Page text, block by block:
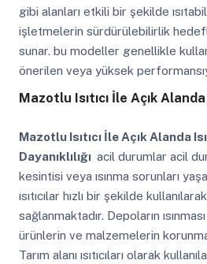
gibi alanları etkili bir şekilde
işletmelerin sürdürülebilirlik
sunar. bu modeller genellikle
önerilen veya yüksek
Mazotlu Isıtıcı İle Açık
Mazotlu Isıtıcı İle Açık Alanda
Dayanıklılığı acil durumlar acil
kesintisi veya ısınma sorunları
ısıtıcılar hızlı bir şekilde
sağlanmaktadır. Depoların
ürünlerin ve malzemelerin
Tarım alanı ısıtıcıları olarak